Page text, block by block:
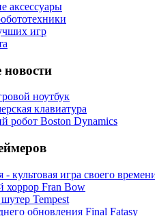
аксессуары
игр
ноутбук
клавиатура
робот Boston Dynamics
культовая игра своего
хоррор Fran Bow
Tempest
обновления Final Fatasy